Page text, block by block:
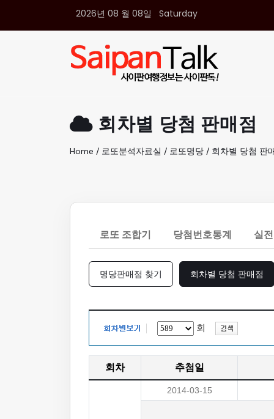
2026년 08 월 08일 Saturday
회차별 당첨 판매점
Home / 로또분석자료실 / 로또명당 / 회차별 당첨 판
로또 조합기 당첨번호통계 실
명당판매점 찾기 회차별 당첨 판매점
회
회차 추첨일
2014-03-15
여행정보
생활정보